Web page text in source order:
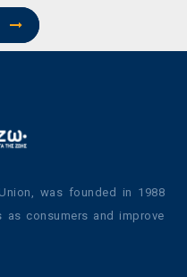
was founded in 1988
consumers and improve